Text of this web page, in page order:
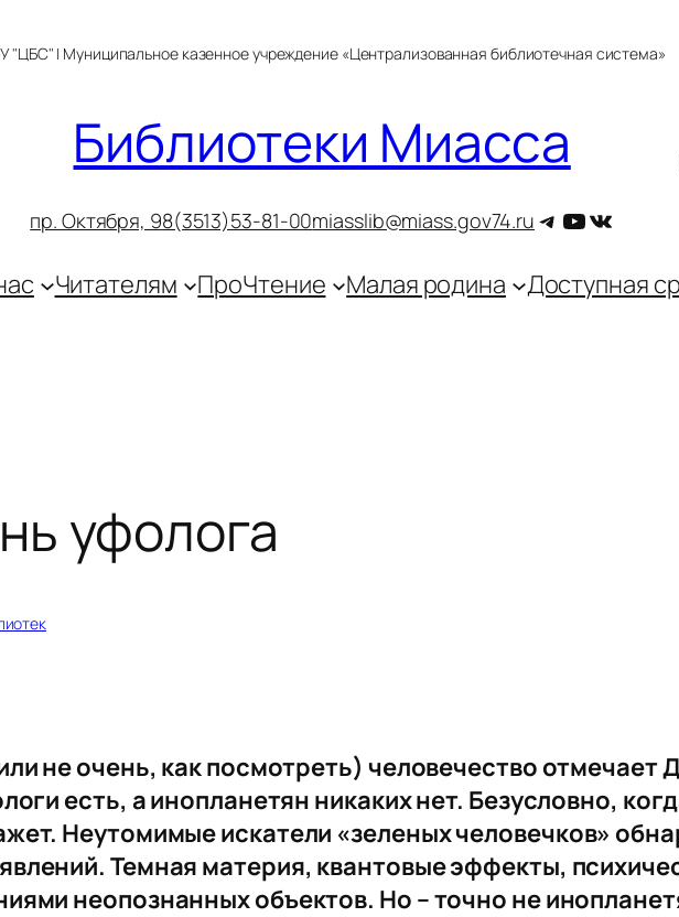
"ЦБС" | Муниципальное казенное учреждение «Централизованная библиотечная система»
Библиотеки Миасса
пр. Октября, 98(3513)53-81-00miasslib@miass.gov74.ru Telegram
YouTube
Читателям ПроЧтение Малая родина Доступная
уфолога
не очень, как посмотреть) человечество отмечает
есть, а инопланетян никаких нет. Безусловно,
Неутомимые искатели «зеленых человечков»
Темная материя, квантовые эффекты,
неопознанных объектов. Но – точно не